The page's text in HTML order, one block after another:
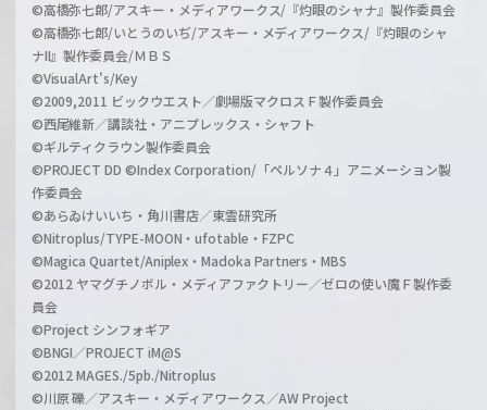
©高橋弥七郎/アスキー・メディアワークス/『灼眼のシャナ』製作委員会
©高橋弥七郎/いとうのいぢ/アスキー・メディアワークス/『灼眼のシャ
ナII』製作委員会/ＭＢＳ
©VisualArt's/Key
©2009,2011 ビックウエスト／劇場版マクロスＦ製作委員会
©西尾維新／講談社・アニプレックス・シャフト
©ギルティクラウン製作委員会
©PROJECT DD ©Index Corporation/「ペルソナ４」アニメーション製
作委員会
©あらゐけいいち・角川書店／東雲研究所
©Nitroplus/TYPE-MOON・ufotable・FZPC
©Magica Quartet/Aniplex・Madoka Partners・MBS
©2012 ヤマグチノボル・メディアファクトリー／ゼロの使い魔Ｆ製作委
員会
©Project シンフォギア
©BNGI／PROJECT iM@S
©2012 MAGES./5pb./Nitroplus
©川原 礫／アスキー・メディアワークス／AW Project